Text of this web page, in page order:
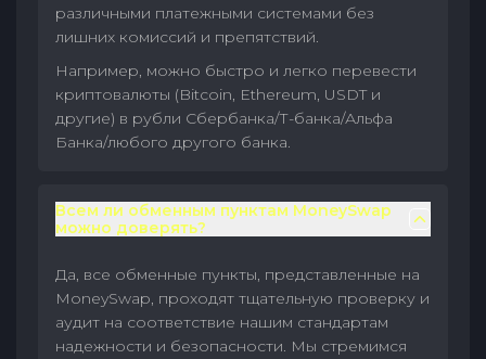
различными платежными системами без
лишних комиссий и препятствий.
Например, можно быстро и легко перевести
криптовалюты (Bitcoin, Ethereum, USDT и
другие) в рубли Сбербанка/Т-банка/Альфа
Банка/любого другого банка.
Всем ли обменным пунктам MoneySwap
можно доверять?
Да, все обменные пункты, представленные на
MoneySwap, проходят тщательную проверку и
аудит на соответствие нашим стандартам
надежности и безопасности. Мы стремимся